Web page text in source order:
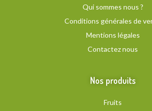
Qui sommes nous ?
Conditions générales de
Mentions légales
Contactez nous
Nos produits
Fruits